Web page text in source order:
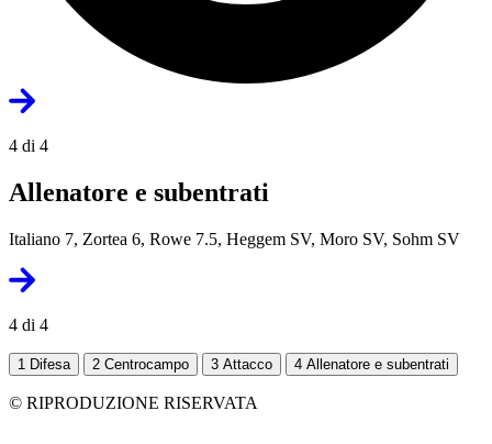
4 di 4
Allenatore e subentrati
Italiano 7, Zortea 6, Rowe 7.5, Heggem SV, Moro SV, Sohm SV
4 di 4
1 Difesa 2 Centrocampo 3 Attacco 4 Allenatore e subentrati
© RIPRODUZIONE RISERVATA